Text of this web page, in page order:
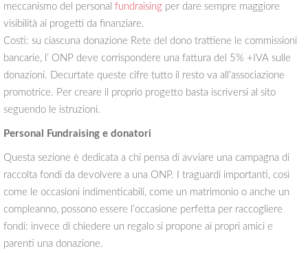
meccanismo del personal fundraising per dare sempre maggiore
visibilità ai progetti da finanziare.
Costi: su ciascuna donazione Rete del dono trattiene le commissioni
bancarie, l’ ONP deve corrispondere una fattura del 5% +IVA sulle
donazioni. Decurtate queste cifre tutto il resto va all’associazione
promotrice. Per creare il proprio progetto basta iscriversi al sito
seguendo le istruzioni.
Personal Fundraising e donatori
Questa sezione è dedicata a chi pensa di avviare una campagna di
raccolta fondi da devolvere a una ONP. I traguardi importanti, così
come le occasioni indimenticabili, come un matrimonio o anche un
compleanno, possono essere l’occasione perfetta per raccogliere
fondi: invece di chiedere un regalo si propone ai propri amici e
parenti una donazione.